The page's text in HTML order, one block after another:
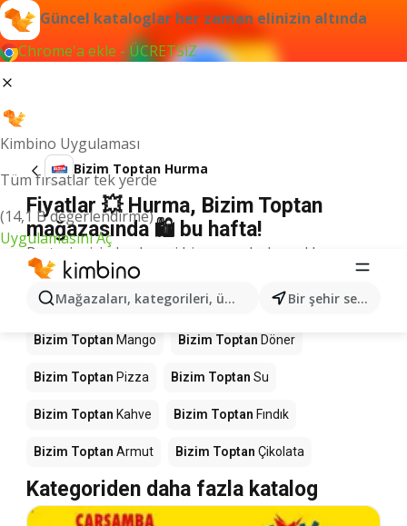
Güncel kataloglar her zaman elinizin altında
Chrome'a ekle - ÜCRETSİZ
Kimbino Uygulaması
Tüm fırsatlar tek yerde
(14,1 B değerlendirme)
Uygulamasını Aç
Mağazaları, kategorileri, ürünleri arayın... Bir şehir seçin
Bizim Toptan Hurma
Fiyatlar 💥 Hurma, Bizim Toptan
mağazasında 🛍️ bu hafta!
Bu terim için herhangi bir sonuç bulamadık.
Mağazalardaki diğer ürünler Bizim
Toptan
Bizim Toptan Mango Bizim Toptan Döner
Bizim Toptan Pizza Bizim Toptan Su
Bizim Toptan Kahve Bizim Toptan Fındık
Bizim Toptan Armut Bizim Toptan Çikolata
Kategoriden daha fazla katalog